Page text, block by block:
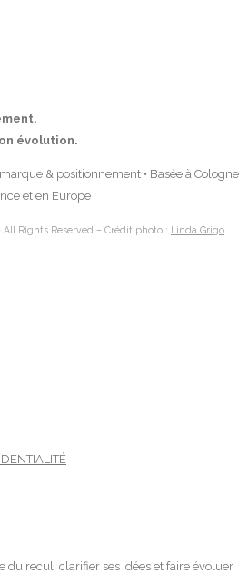
évolution.
& positionnement • Basée à Cologne
et en Europe
Rights Reserved – Crédit photo : Linda Grigo
du recul, clarifier ses idées et faire évoluer